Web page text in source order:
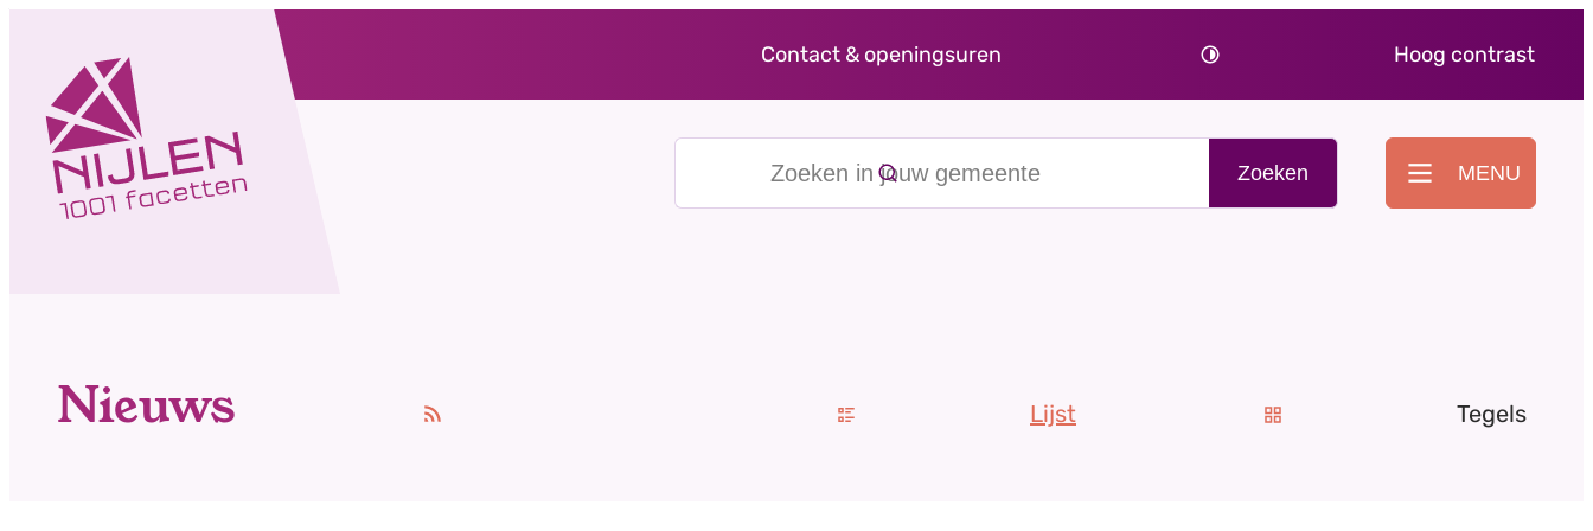
Ga naar verfijn of wijzig resultaten.
Contact & openingsuren Hoog contrast
Nijlen
Zoeken MENU
Nieuws RSS
Lijst
Tegels